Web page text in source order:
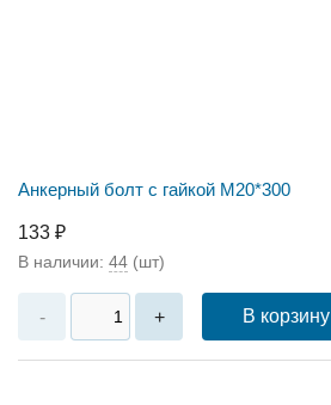
Анкерный болт с гайкой М20*300
133 ₽
В наличии: 44 (шт)
- + В корзину